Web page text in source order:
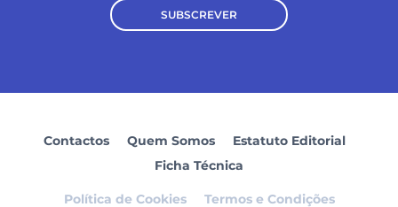
SUBSCREVER
Contactos Quem Somos
Estatuto Editorial
Ficha Técnica
Política de Cookies Termos e Condições